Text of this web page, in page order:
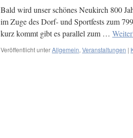
Bald wird unser schönes Neukirch 800
im Zuge des Dorf- und Sportfests zum
kurz kommt gibt es parallel zum …
Veröffentlicht unterAllgemein, Veranstaltungen |